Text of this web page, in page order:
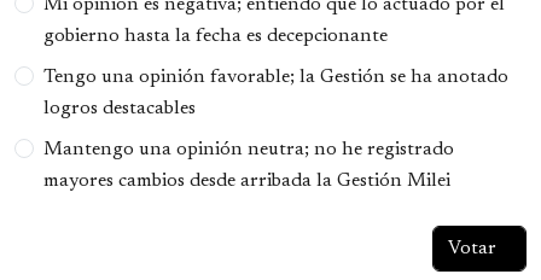
Mi opinión es negativa; entiendo que lo actuado por el
gobierno hasta la fecha es decepcionante
Tengo una opinión favorable; la Gestión se ha anotado
logros destacables
Mantengo una opinión neutra; no he registrado
mayores cambios desde arribada la Gestión Milei